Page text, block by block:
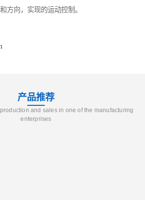
方向，实现的运动控制。
产品推荐
and sales in one of the manufacturing
enterprises